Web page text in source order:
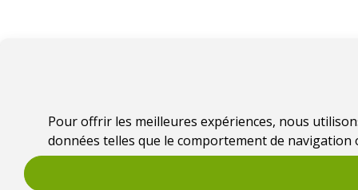
Pour offrir les meilleures expériences, nous
données telles que le comportement de